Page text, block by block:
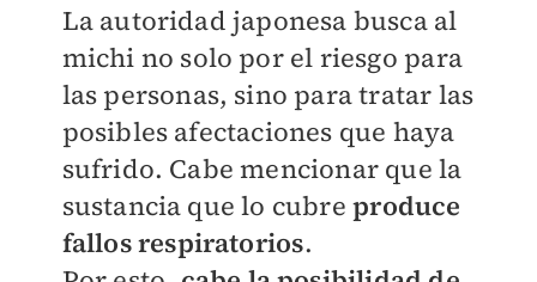
La autoridad japonesa busca al
michi no solo por el riesgo para
las personas, sino para tratar las
posibles afectaciones que haya
sufrido. Cabe mencionar que la
sustancia que lo cubreproduce
fallos respiratorios.